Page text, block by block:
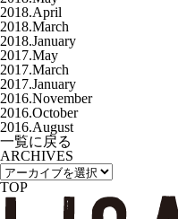
2018.April
2018.March
2018.January
2017.May
2017.March
2017.January
2016.November
2016.October
2016.August
一覧に戻る
ARCHIVES
TOP